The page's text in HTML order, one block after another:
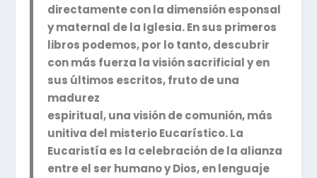
directamente con la dimensión esponsal
y maternal de la Iglesia. En sus primeros
libros podemos, por lo tanto, descubrir
con más fuerza la visión sacrificial y en
sus últimos escritos, fruto de una
madurez
espiritual, una visión de comunión, más
unitiva del misterio Eucarístico. La
Eucaristía es la celebración de la alianza
entre el ser humano y Dios, en lenguaje